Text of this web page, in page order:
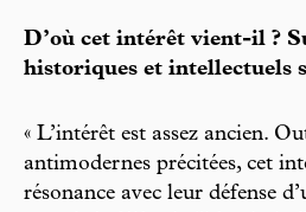
D’où cet intérêt vient-il ?
historiques et intellectuels
« L’intérêt est assez ancien.
antimodernes précitées, cet
résonance avec leur défense